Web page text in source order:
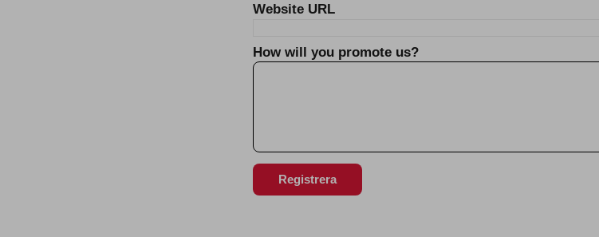
Website URL
How will you promote us?